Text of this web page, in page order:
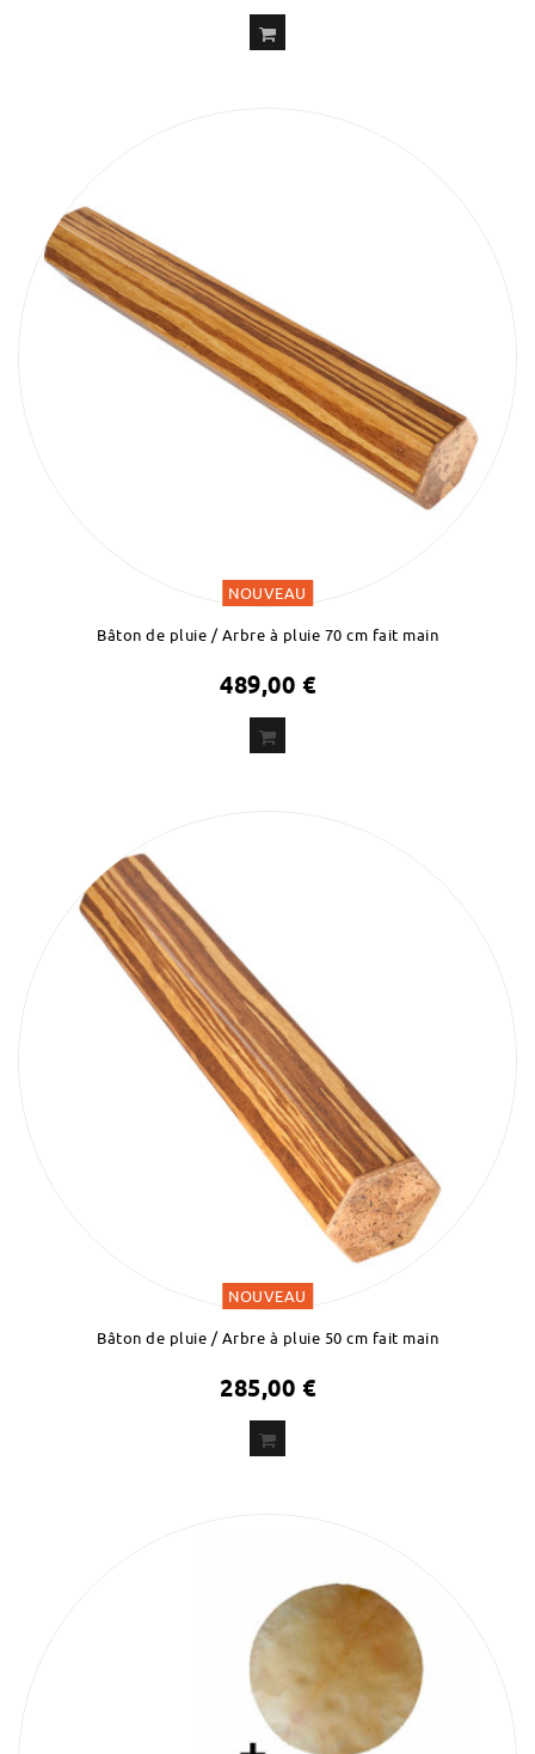
NOUVEAU
Bâton de pluie / Arbre à pluie 70 cm fait main
489,00 €
NOUVEAU
Bâton de pluie / Arbre à pluie 50 cm fait main
285,00 €